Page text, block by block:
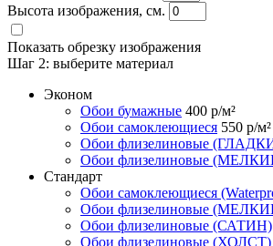
Высота изображения, см.
Показать обрезку изображения
Шаг 2: выберите материал
Эконом
Обои бумажные 400 р/м²
Обои самоклеющиеся 550 р/м²
Обои флизелиновые
Обои флизелиновые
Стандарт
Обои самоклеющиеся
Обои флизелиновые
Обои флизелиновые (САТИН)
Обои флизелиновые (ХОЛСТ)